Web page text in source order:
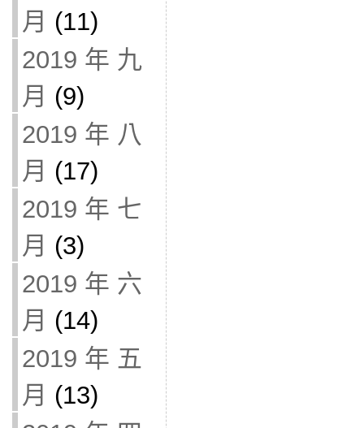
月 (11)
2019 年 九
月 (9)
2019 年 八
月 (17)
2019 年 七
月 (3)
2019 年 六
月 (14)
2019 年 五
月 (13)